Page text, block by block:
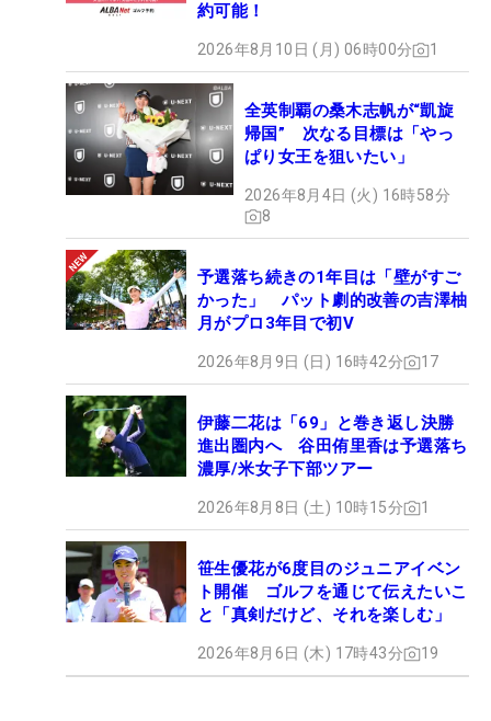
約可能！
2026年8月10日 (月) 06時00分 1
全英制覇の桑木志帆が“凱旋
帰国” 次なる目標は「やっ
ぱり女王を狙いたい」
2026年8月4日 (火) 16時58分
8
予選落ち続きの1年目は「壁がすご
かった」 パット劇的改善の吉澤柚
月がプロ3年目で初V
2026年8月9日 (日) 16時42分 17
伊藤二花は「69」と巻き返し決勝
進出圏内へ 谷田侑里香は予選落ち
濃厚/米女子下部ツアー
2026年8月8日 (土) 10時15分 1
笹生優花が6度目のジュニアイベン
ト開催 ゴルフを通じて伝えたいこ
と「真剣だけど、それを楽しむ」
2026年8月6日 (木) 17時43分 19